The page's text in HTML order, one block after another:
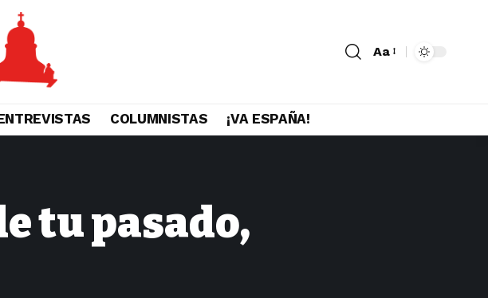
Aa
COLUMNISTAS ¡VA ESPAÑA!
tu pasado,